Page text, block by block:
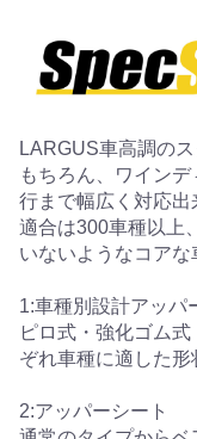
LARGUS車高調の
もちろん、ワイン
行まで幅広く対応出
適合は300車種以上
いないようなコアな
1:車種別設計アッパ
ピロ式・強化ゴム
ぞれ車種に適した形
2:アッパーシート